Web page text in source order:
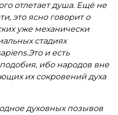
отлетает душа. Ещё не
это ясно говорит о
уже механически
стадиях
и есть
ибо народов вне
их сокровений духа
духовных позывов